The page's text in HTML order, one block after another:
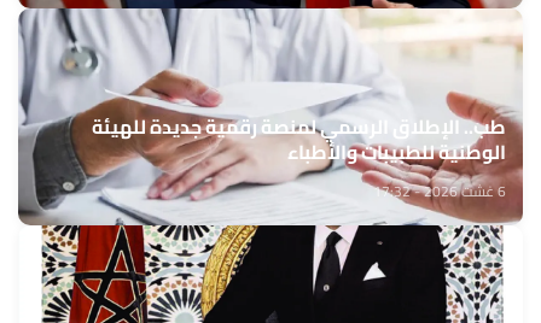
طب.. الإطلاق الرسمي لمنصة رقمية جديدة للهيئة
الوطنية للطبيبات والأطباء
6 غشت 2026 - 17:32